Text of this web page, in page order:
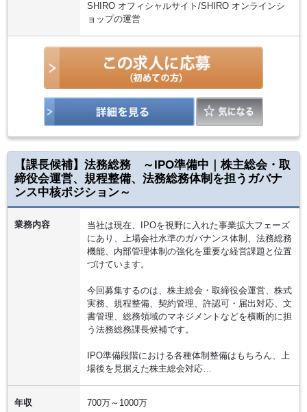
SHIRO オフィシャルサイト/SHIRO オンラインシ
ョップの運営
【課長候補】法務総務 ～IPO準備中｜株主総会・取
締役会運営、規程整備、法務総務体制を担うガバナ
ンス中核ポジション～
業務内容
当社は現在、IPOを視野に入れた事業拡大フェーズ
にあり、上場会社水準のガバナンス体制、法務総務
機能、内部管理体制の強化を重要な経営課題と位置
づけています。
今回募集するのは、株主総会・取締役会運営、株式
実務、規程整備、契約管理、許認可・届出対応、文
書管理、総務領域のマネジメントなどを横断的に担
う法務総務課長候補です。
IPO準備段階における各種体制整備はもちろん、上
場後を見据えた株主総会対応…
年収 700万～1000万